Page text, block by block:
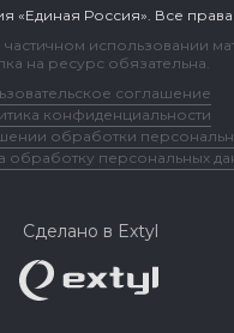
«Единая Россия». Все
использовании
на ресурс обязательна.
соглашение
конфиденциальности
обработки
обработку персональных
Сделано в Extyl